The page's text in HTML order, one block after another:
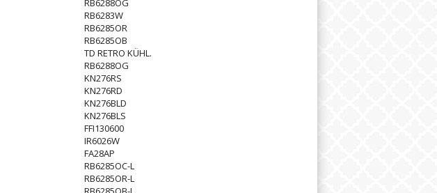
RB6288OG
RB6283W
RB6285OR
RB6285OB
TD RETRO KÜHL.
RB6288OG
KN276RS
KN276RD
KN276BLD
KN276BLS
FFI130600
IR6026W
FA28AP
RB6285OC-L
RB6285OR-L